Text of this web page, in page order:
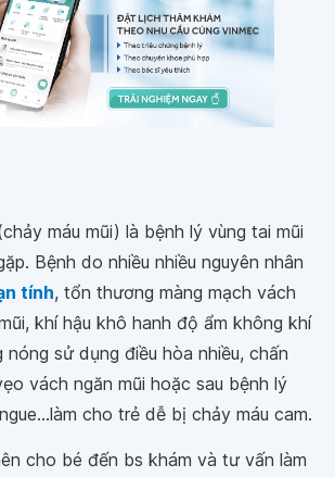
máu mũi) là bệnh lý vùng tai mũi
Bệnh do nhiều nhiều nguyên nhân
tính, tổn thương màng mạch vách
khí hậu khô hanh độ ẩm không khí
nóng sử dụng điều hòa nhiều, chấn
vách ngăn mũi hoặc sau bệnh lý
cho trẻ dễ bị chảy máu cam.
cho bé đến bs khám và tư vấn làm